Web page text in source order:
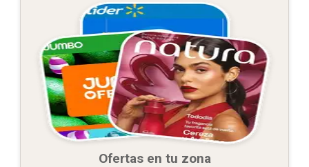
Ofertas en tu zona